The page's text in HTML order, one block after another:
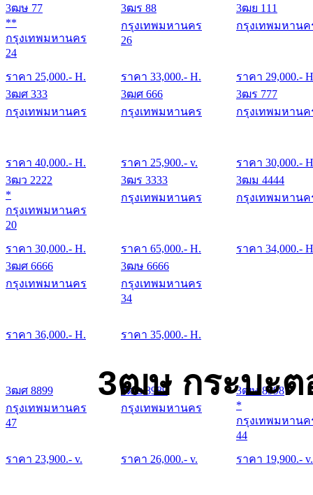
3ฒษ 77
**
กรุงเทพมหานคร
24
ราคา 25,000.- H.
3ฒร 88
กรุงเทพมหานคร
26
ราคา 33,000.- H.
3ฒย 111
กรุงเทพมหานค
ราคา 29,000.-
3ฒศ 333
กรุงเทพมหานคร
ราคา 40,000.- H.
3ฒศ 666
กรุงเทพมหานคร
ราคา 25,900.- v.
3ฒร 777
กรุงเทพมหานค
ราคา 30,000.-
3ฒว 2222
*
กรุงเทพมหานคร
20
ราคา 30,000.- H.
3ฒร 3333
กรุงเทพมหานคร
ราคา 65,000.- H.
3ฒม 4444
กรุงเทพมหานค
ราคา 34,000.-
3ฒศ 6666
กรุงเทพมหานคร
ราคา 36,000.- H.
3ฒษ 6666
กรุงเทพมหานคร
34
ราคา 35,000.- H.
3ฒษ กระบะต
3ฒศ 8899
กรุงเทพมหานคร
47
ราคา 23,900.- v.
3ฒย 8989
กรุงเทพมหานคร
ราคา 26,000.- v.
3ฒษ 8998
*
กรุงเทพมหานค
44
ราคา 19,900.- v.